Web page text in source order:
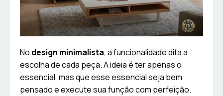
No design minimalista, a funcionalidade dita a
escolha de cada peça. A ideia é ter apenas o
essencial, mas que esse essencial seja bem
pensado e execute sua função com perfeição.